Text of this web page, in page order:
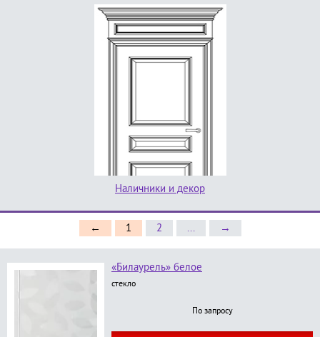
Наличники и декор
← 1 2 ... →
«Билаурель» белое
стекло
По запросу